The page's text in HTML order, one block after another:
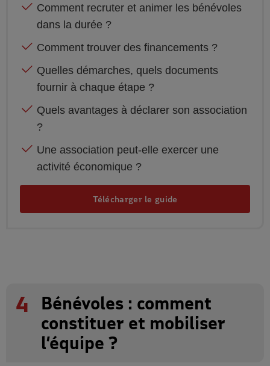
Comment recruter et animer les bénévoles
dans la durée ?
Comment trouver des financements ?
Quelles démarches, quels documents
fournir à chaque étape ?
Quels avantages à déclarer son association
?
Une association peut-elle exercer une
activité économique ?
Télécharger le guide
4
Bénévoles : comment
constituer et mobiliser
l’équipe ?